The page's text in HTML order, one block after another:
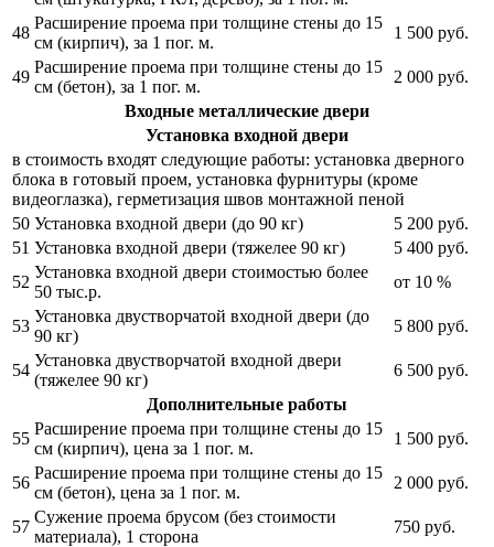
48
Расширение проема при толщине стены до 15
см (кирпич), за 1 пог. м.
1 500 руб.
49
Расширение проема при толщине стены до 15
см (бетон), за 1 пог. м.
2 000 руб.
Входные металлические двери
Установка входной двери
в стоимость входят следующие работы: установка дверного
блока в готовый проем, установка фурнитуры (кроме
видеоглазка), герметизация швов монтажной пеной
50 Установка входной двери (до 90 кг) 5 200 руб.
51 Установка входной двери (тяжелее 90 кг) 5 400 руб.
52
Установка входной двери стоимостью более
50 тыс.р.
от 10 %
53
Установка двустворчатой входной двери (до
90 кг)
5 800 руб.
54
Установка двустворчатой входной двери
(тяжелее 90 кг)
6 500 руб.
Дополнительные работы
55
Расширение проема при толщине стены до 15
см (кирпич), цена за 1 пог. м.
1 500 руб.
56
Расширение проема при толщине стены до 15
см (бетон), цена за 1 пог. м.
2 000 руб.
57
Сужение проема брусом (без стоимости
материала), 1 сторона
750 руб.